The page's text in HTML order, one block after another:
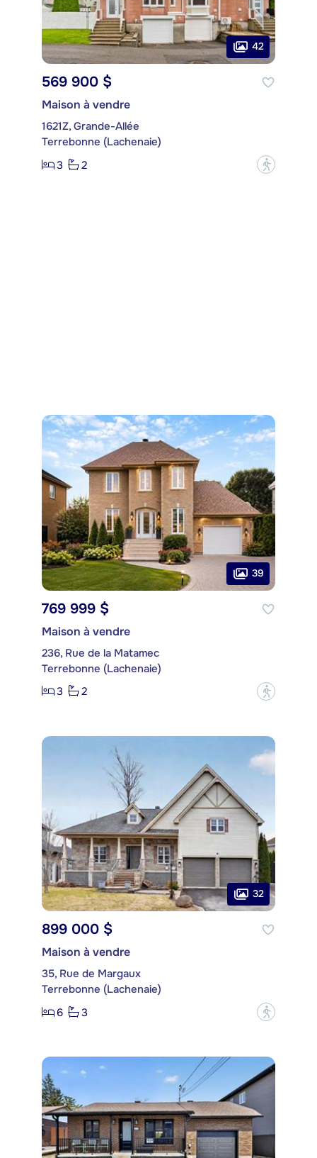
42
569 900 $
Maison à vendre
1621Z, Grande-Allée
Terrebonne (Lachenaie)
3
2 ?
39
769 999 $
Maison à vendre
236, Rue de la Matamec
Terrebonne (Lachenaie)
3
2 ?
32
899 000 $
Maison à vendre
35, Rue de Margaux
Terrebonne (Lachenaie)
6
3 ?